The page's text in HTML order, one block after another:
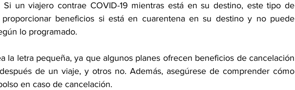
un viajero contrae COVID-19 mientras está en su destino, este tipo de
beneficios si está en cuarentena en su destino y no puede
lo programado.
la letra pequeña, ya que algunos planes ofrecen beneficios de cancelación
de un viaje, y otros no. Además, asegúrese de comprender cómo
en caso de cancelación.